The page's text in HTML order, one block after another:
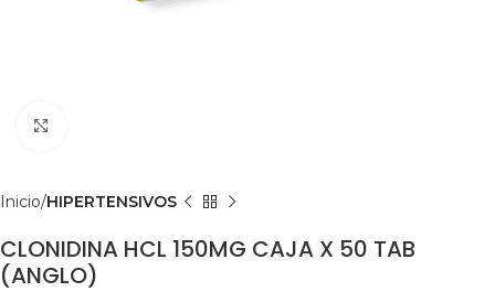
Inicio HIPERTENSIVOS
CLONIDINA HCL 150MG CAJA X 50 TAB
(ANGLO)